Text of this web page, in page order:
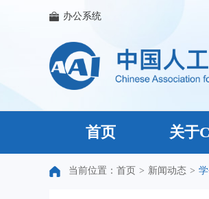
办公系统
首页 关于
当前位置： 首页 > 新闻动态 >